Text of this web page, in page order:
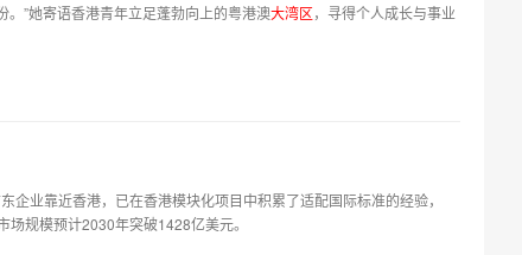
。”她寄语香港青年立足蓬勃向上的粤港澳大湾区，寻得个人成长与事业
业靠近香港，已在香港模块化项目中积累了适配国际标准的经验，
规模预计2030年突破1428亿美元。